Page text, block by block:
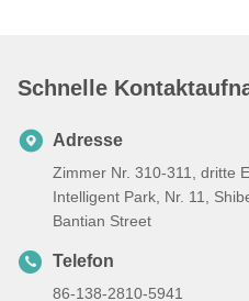
Schnelle
Adresse
Zimmer Nr. 310-311, dritte
Intelligent Park, Nr. 11,
Bantian Street
Telefon
86-138-2810-5941